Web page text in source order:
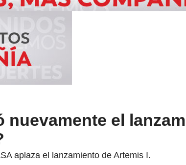
nuevamente el
aplaza el lanzamiento de Artemis I.